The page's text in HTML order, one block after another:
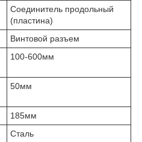
Соединитель продольный
(пластина)
Винтовой разъем
100-600мм
50мм
185мм
Сталь